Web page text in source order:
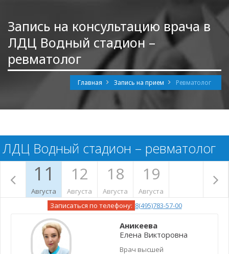
Запись на консультацию врача в
ЛДЦ Водный стадион –
ревматолог
Главная Запись на прием Ревматолог
ЛДЦ Водный стадион – ревматолог
11
Августа
12
Августа
18
Августа
19
Августа
Записаться по телефону: 8(495)783-57-00
Аникеева
Елена Викторовна
Врач высшей